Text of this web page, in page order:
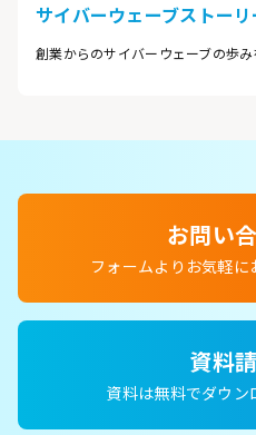
サイバーウェーブストーリ
創業からのサイバーウェーブの歩み
お問い
フォームよりお気軽
資料
資料は無料でダウン